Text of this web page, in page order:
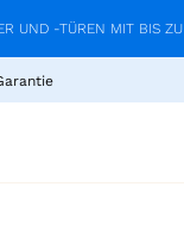
UND -TÜREN MIT BIS ZU